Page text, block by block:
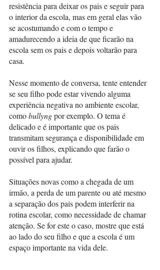
resistência para deixar os pais e seguir para
o interior da escola, mas em geral elas vão
se acostumando e com o tempo e
amadurecendo a ideia de que ficarão na
escola sem os pais e depois voltarão para
casa.
Nesse momento de conversa, tente entender
se seu filho pode estar vivendo alguma
experiência negativa no ambiente escolar,
como bullyng por exemplo. O tema é
delicado e é importante que os pais
transmitam segurança e disponibilidade em
ouvir os filhos, explicando que farão o
possível para ajudar.
Situações novas como a chegada de um
irmão, a perda de um parente ou até mesmo
a separação dos pais podem interferir na
rotina escolar, como necessidade de chamar
atenção. Se for este o caso, mostre que está
ao lado do seu filho e que a escola é um
espaço importante na vida dele.